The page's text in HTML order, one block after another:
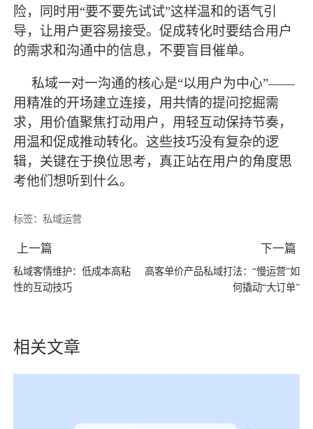
险，同时用“要不要先试试”这样温和的语气引
导，让用户更容易接受。促成转化时要结合用户
的需求和沟通中的信息，不要盲目催单。
私域一对一沟通的核心是“以用户为中心”——
用精准的开场建立连接，用共情的提问挖掘需
求，用价值聚焦打动用户，用轻互动保持节奏，
用温和促成推动转化。这些技巧没有复杂的逻
辑，关键在于换位思考，真正站在用户的角度思
考他们想听到什么。
标签：私域运营
上一篇
私域客情维护：低成本高粘
性的互动技巧
下一篇
高客单价产品私域打法：“慢运营”如
何撬动“大订单”
相关文章